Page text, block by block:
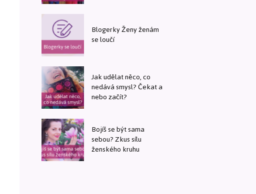
Blogerky Ženy ženám
se loučí
Jak udělat něco, co
nedává smysl? Čekat a
nebo začít?
Bojíš se být sama
sebou? Zkus sílu
ženského kruhu